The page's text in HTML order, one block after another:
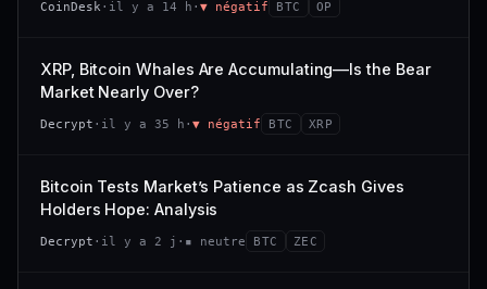
−0,1 % +0,1 %
−0,1 % #29
CONFIANCE
477 M$ 1 464 $
+0,6 % −3,6 %
−94,7 % #102
CONFIANCE
CoinDesk · il y a 14 h · ▼ négatif BTC OP
XRP, Bitcoin Whales Are Accumulating—Is the Bear
Market Nearly Over?
Decrypt · il y a 35 h · ▼ négatif BTC XRP
Bitcoin Tests Market’s Patience as Zcash Gives
Holders Hope: Analysis
Decrypt · il y a 2 j · ▪ neutre BTC ZEC